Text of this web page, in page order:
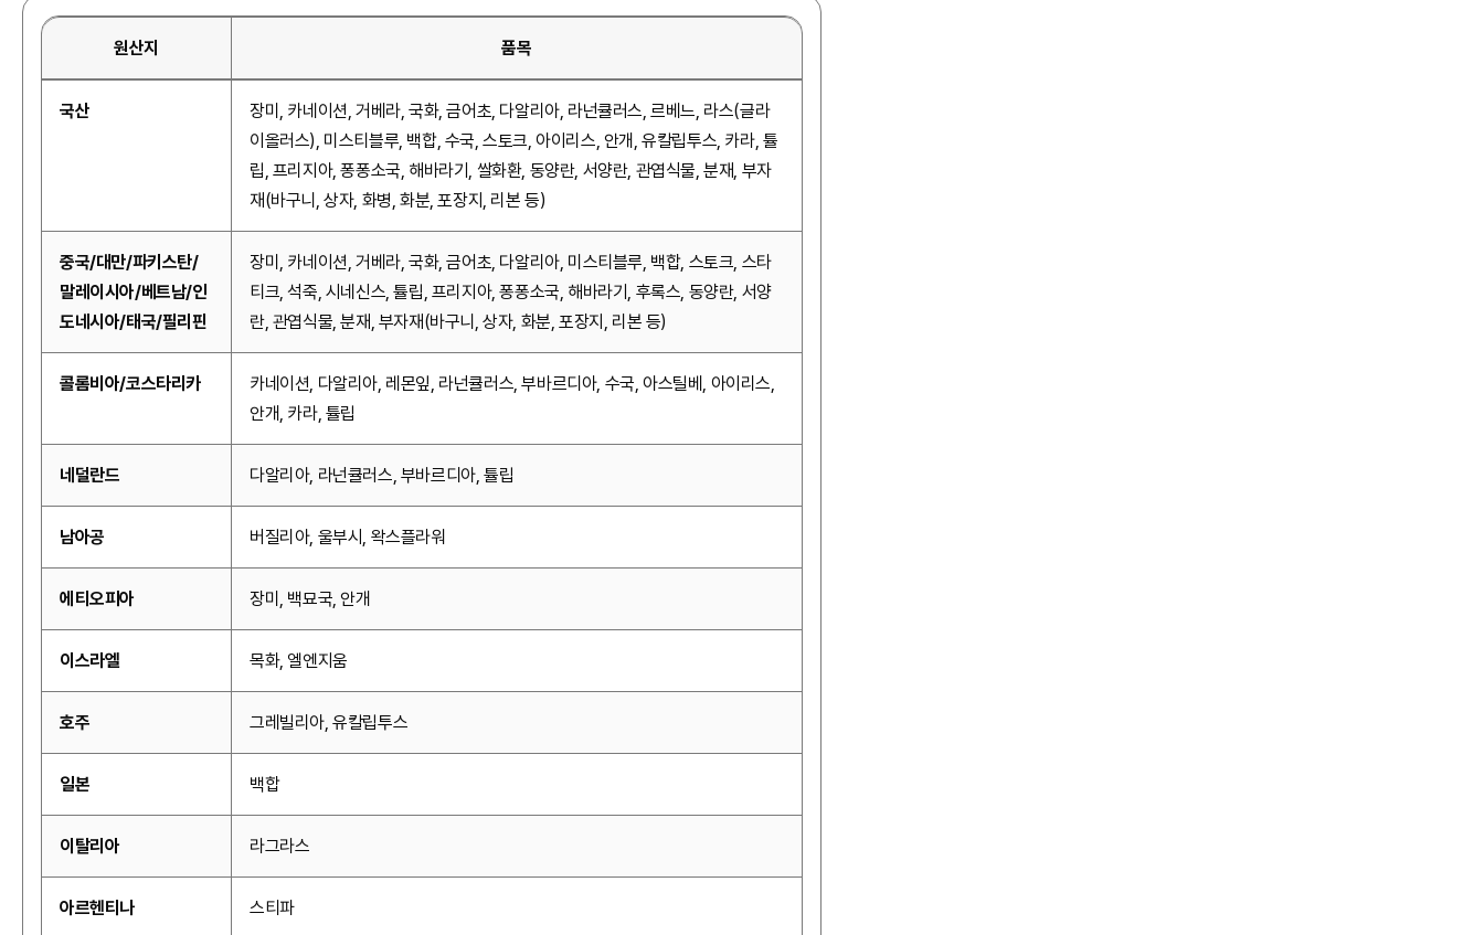
원산지 품목
국산
장미, 카네이션, 거베라, 국화, 금어초, 다알리아, 라넌큘러스, 르베느, 라스(글라
이올러스), 미스티블루, 백합, 수국, 스토크, 아이리스, 안개, 유칼립투스, 카라, 튤
립, 프리지아, 퐁퐁소국, 해바라기, 쌀화환, 동양란, 서양란, 관엽식물, 분재, 부자
재(바구니, 상자, 화병, 화분, 포장지, 리본 등)
중국/대만/파키스탄/
말레이시아/베트남/인
도네시아/태국/필리핀
장미, 카네이션, 거베라, 국화, 금어초, 다알리아, 미스티블루, 백합, 스토크, 스타
티크, 석죽, 시네신스, 튤립, 프리지아, 퐁퐁소국, 해바라기, 후록스, 동양란, 서양
란, 관엽식물, 분재, 부자재(바구니, 상자, 화분, 포장지, 리본 등)
콜롬비아/코스타리카
카네이션, 다알리아, 레몬잎, 라넌큘러스, 부바르디아, 수국, 아스틸베, 아이리스,
안개, 카라, 튤립
네덜란드 다알리아, 라넌큘러스, 부바르디아, 튤립
남아공 버질리아, 울부시, 왁스플라워
에티오피아 장미, 백묘국, 안개
이스라엘 목화, 엘엔지움
호주 그레빌리아, 유칼립투스
일본 백합
이탈리아 라그라스
아르헨티나 스티파